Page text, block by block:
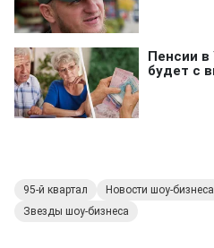
95-й квартал Новости шоу-бизнеса
Звезды шоу-бизнеса